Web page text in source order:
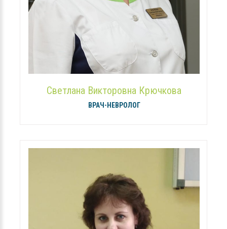
Светлана Викторовна Крючкова
ВРАЧ-НЕВРОЛОГ